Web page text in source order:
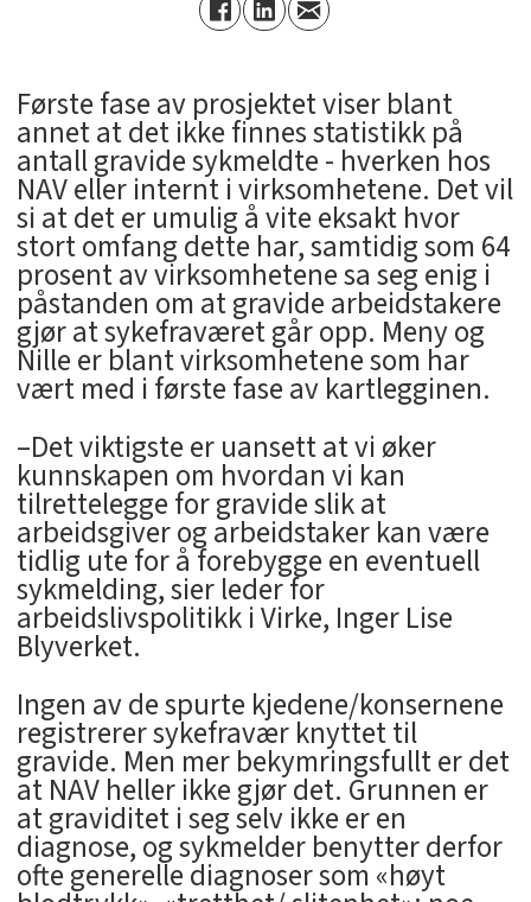
Første fase av prosjektet viser blant
annet at det ikke finnes statistikk på
antall gravide sykmeldte - hverken hos
NAV eller internt i virksomhetene. Det vil
si at det er umulig å vite eksakt hvor
stort omfang dette har, samtidig som 64
prosent av virksomhetene sa seg enig i
påstanden om at gravide arbeidstakere
gjør at sykefraværet går opp. Meny og
Nille er blant virksomhetene som har
vært med i første fase av kartlegginen.
–Det viktigste er uansett at vi øker
kunnskapen om hvordan vi kan
tilrettelegge for gravide slik at
arbeidsgiver og arbeidstaker kan være
tidlig ute for å forebygge en eventuell
sykmelding, sier leder for
arbeidslivspolitikk i Virke, Inger Lise
Blyverket.
Ingen av de spurte kjedene/konsernene
registrerer sykefravær knyttet til
gravide. Men mer bekymringsfullt er det
at NAV heller ikke gjør det. Grunnen er
at graviditet i seg selv ikke er en
diagnose, og sykmelder benytter derfor
ofte generelle diagnoser som «høyt